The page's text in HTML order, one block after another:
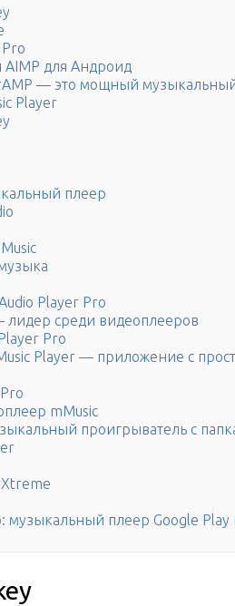
AIMP для Андроид
— это мощный
Player
плеер
Player Pro
лидер среди видеоплееров
Pro
Player — приложение с
mMusic
проигрыватель с
музыкальный плеер Google